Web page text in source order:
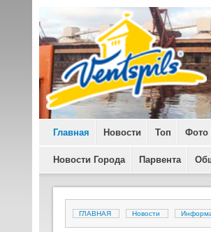
Главная Новости Топ Фото
Новости Города Парвента
ГЛАВНАЯ Новости